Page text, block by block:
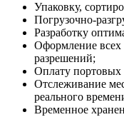
Упаковку,
Погрузочно-
Разработку
Оформление всех
разрешений;
Оплату
Отслеживание
реального
Временное